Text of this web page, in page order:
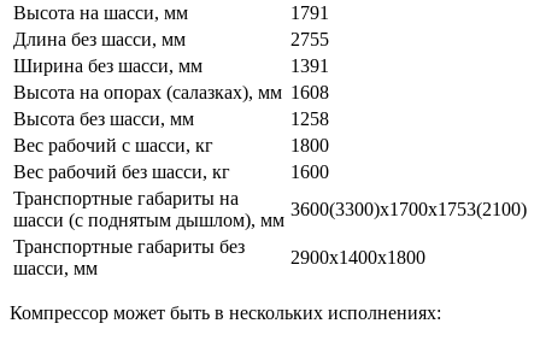
Высота на шасси, мм
1791
Длина без шасси, мм
2755
Ширина без шасси, мм
1391
Высота на опорах (салазках), мм 1608
Высота без шасси, мм
1258
Вес рабочий с шасси, кг
1800
Вес рабочий без шасси, кг
1600
Транспортные габариты на
шасси (с поднятым дышлом), мм
3600(3300)х1700х1753(2100)
Транспортные габариты без
шасси, мм
2900х1400х1800
Компрессор может быть в нескольких исполнениях: